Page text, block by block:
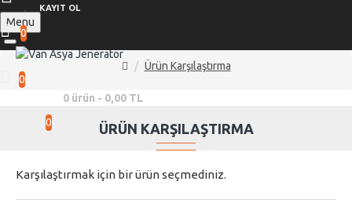
KAYIT OL
Menu
0
0
0 ürün - 0,00 TL
0
Ürün Karşılaştırma
ÜRÜN KARŞILAŞTIRMA
Karşılaştırmak için bir ürün seçmediniz.